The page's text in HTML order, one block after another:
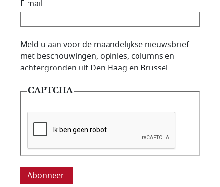
E-mail
E-mailadres van de abonnee.
Meld u aan voor de maandelijkse nieuwsbrief
met beschouwingen, opinies, columns en
achtergronden uit Den Haag en Brussel.
CAPTCHA
Deze vraag is om te controleren dat u een mens